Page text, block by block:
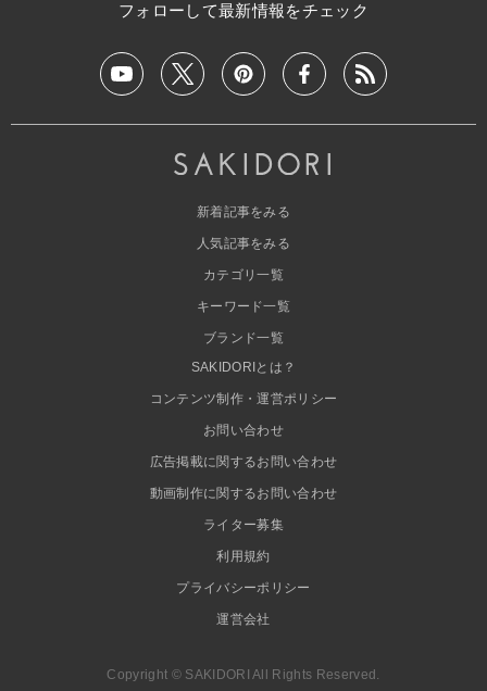
フォローして最新情報をチェック
新着記事をみる
人気記事をみる
カテゴリ一覧
キーワード一覧
ブランド一覧
SAKIDORIとは？
コンテンツ制作・運営ポリシー
お問い合わせ
広告掲載に関するお問い合わせ
動画制作に関するお問い合わせ
ライター募集
利用規約
プライバシーポリシー
運営会社
Copyright © SAKIDORI All Rights Reserved.